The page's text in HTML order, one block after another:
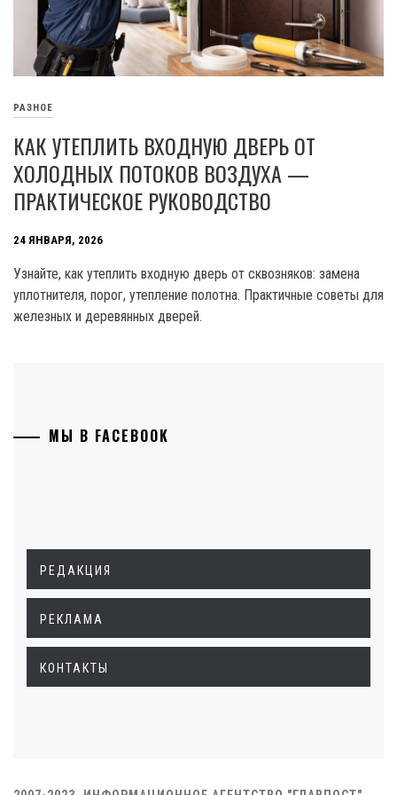
РАЗНОЕ
КАК УТЕПЛИТЬ ВХОДНУЮ ДВЕРЬ ОТ
ХОЛОДНЫХ ПОТОКОВ ВОЗДУХА —
ПРАКТИЧЕСКОЕ РУКОВОДСТВО
24 ЯНВАРЯ, 2026
Узнайте, как утеплить входную дверь от сквозняков: замена
уплотнителя, порог, утепление полотна. Практичные советы для
железных и деревянных дверей.
МЫ В FACEBOOK
РЕДАКЦИЯ
РЕКЛАМА
КОНТАКТЫ